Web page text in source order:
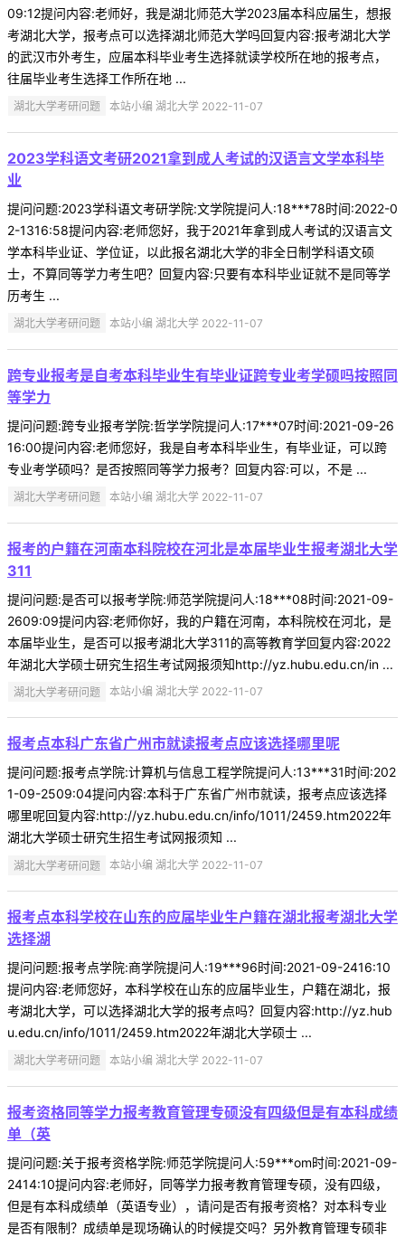
09:12提问内容:老师好，我是湖北师范大学2023届本科应届生，想报
考湖北大学，报考点可以选择湖北师范大学吗回复内容:报考湖北大学
的武汉市外考生，应届本科毕业考生选择就读学校所在地的报考点，
往届毕业考生选择工作所在地 ...
湖北大学考研问题 本站小编 湖北大学 2022-11-07
2023学科语文考研2021拿到成人考试的汉语言文学本科毕
业
提问问题:2023学科语文考研学院:文学院提问人:18***78时间:2022-0
2-1316:58提问内容:老师您好，我于2021年拿到成人考试的汉语言文
学本科毕业证、学位证，以此报名湖北大学的非全日制学科语文硕
士，不算同等学力考生吧？回复内容:只要有本科毕业证就不是同等学
历考生 ...
湖北大学考研问题 本站小编 湖北大学 2022-11-07
跨专业报考是自考本科毕业生有毕业证跨专业考学硕吗按照同
等学力
提问问题:跨专业报考学院:哲学学院提问人:17***07时间:2021-09-26
16:00提问内容:老师您好，我是自考本科毕业生，有毕业证，可以跨
专业考学硕吗？是否按照同等学力报考？回复内容:可以，不是 ...
湖北大学考研问题 本站小编 湖北大学 2022-11-07
报考的户籍在河南本科院校在河北是本届毕业生报考湖北大学
311
提问问题:是否可以报考学院:师范学院提问人:18***08时间:2021-09-
2609:09提问内容:老师你好，我的户籍在河南，本科院校在河北，是
本届毕业生，是否可以报考湖北大学311的高等教育学回复内容:2022
年湖北大学硕士研究生招生考试网报须知http://yz.hubu.edu.cn/in ...
湖北大学考研问题 本站小编 湖北大学 2022-11-07
报考点本科广东省广州市就读报考点应该选择哪里呢
提问问题:报考点学院:计算机与信息工程学院提问人:13***31时间:202
1-09-2509:04提问内容:本科于广东省广州市就读，报考点应该选择
哪里呢回复内容:http://yz.hubu.edu.cn/info/1011/2459.htm2022年
湖北大学硕士研究生招生考试网报须知 ...
湖北大学考研问题 本站小编 湖北大学 2022-11-07
报考点本科学校在山东的应届毕业生户籍在湖北报考湖北大学
选择湖
提问问题:报考点学院:商学院提问人:19***96时间:2021-09-2416:10
提问内容:老师您好，本科学校在山东的应届毕业生，户籍在湖北，报
考湖北大学，可以选择湖北大学的报考点吗？回复内容:http://yz.hub
u.edu.cn/info/1011/2459.htm2022年湖北大学硕士 ...
湖北大学考研问题 本站小编 湖北大学 2022-11-07
报考资格同等学力报考教育管理专硕没有四级但是有本科成绩
单（英
提问问题:关于报考资格学院:师范学院提问人:59***om时间:2021-09-
2414:10提问内容:老师好，同等学力报考教育管理专硕，没有四级，
但是有本科成绩单（英语专业），请问是否有报考资格？对本科专业
是否有限制？成绩单是现场确认的时候提交吗？另外教育管理专硕非